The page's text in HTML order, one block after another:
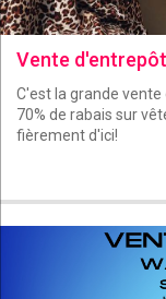
Vente
C'est la grande
70% de rabais sur
fièrement d'ici!